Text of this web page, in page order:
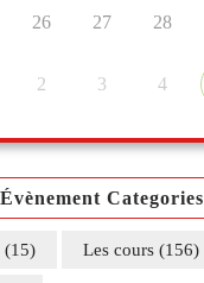
26 27 28
2 3 4
Évènement Categories
(15) Les cours (156)